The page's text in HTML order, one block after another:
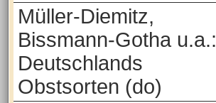
Müller-Diemitz,
Bissmann-Gotha u.a.:
Deutschlands
Obstsorten (do)